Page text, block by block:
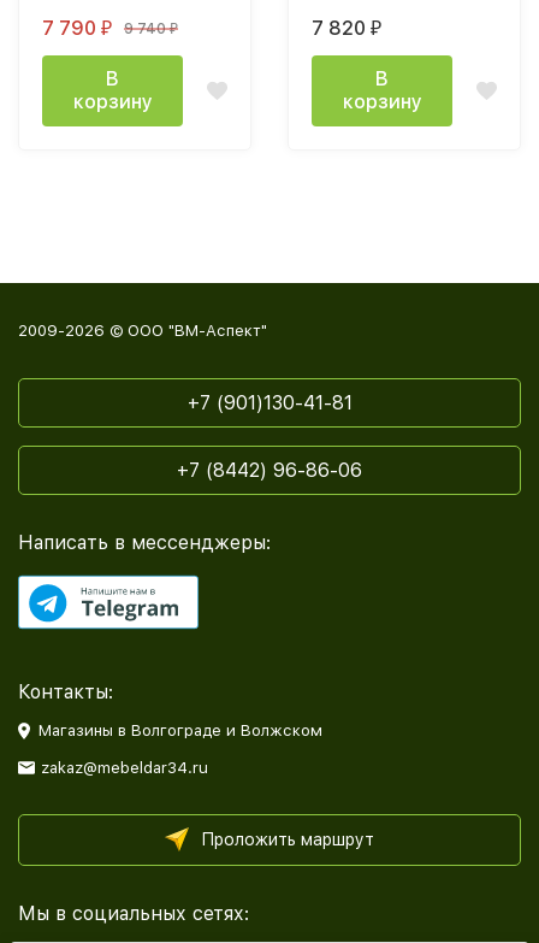
7 790 ₽ 9 740₽
В
корзину
7 820 ₽
В
корзину
2009-2026 © ООО "ВМ-Аспект"
+7 (901)130-41-81
+7 (8442) 96-86-06
Написать в мессенджеры:
Контакты:
Магазины в Волгограде и Волжском
zakaz@mebeldar34.ru
Проложить маршрут
Мы в социальных сетях: